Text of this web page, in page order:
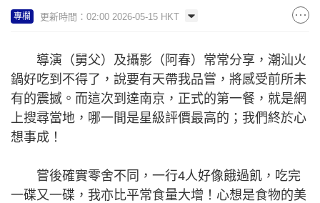
專欄 更新時間：02:00 2026-05-15 HKT
導演（舅父）及攝影（阿春）常常分享，潮汕火
鍋好吃到不得了，說要有天帶我品嘗，將感受前所未
有的震撼。而這次到達南京，正式的第一餐，就是網
上搜尋當地，哪一間是星級評價最高的；我們終於心
想事成！
嘗後確實零舍不同，一行4人好像餓過飢，吃完
一碟又一碟，我亦比平常食量大增！心想是食物的美